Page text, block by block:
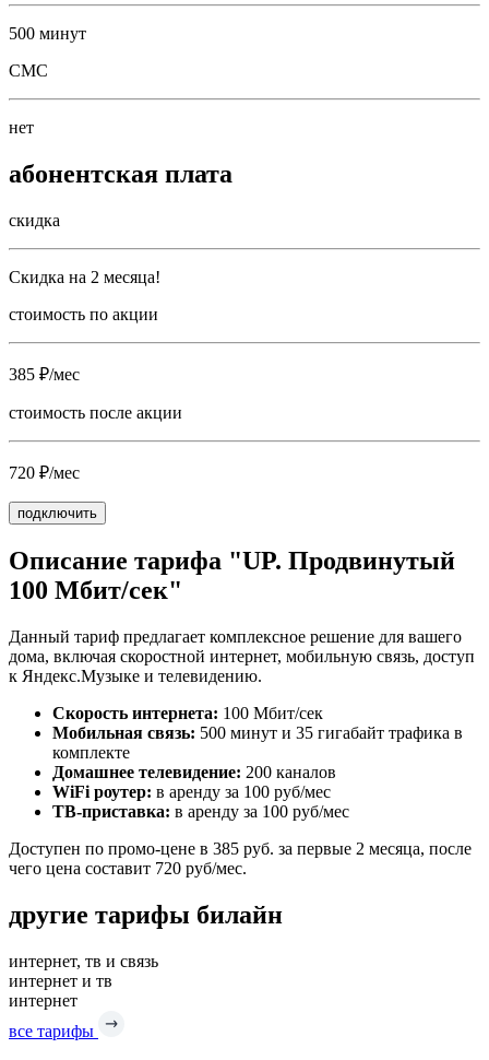
500 минут
СМС
нет
абонентская плата
скидка
Скидка на 2 месяца!
стоимость по акции
385 ₽/мес
стоимость после акции
720 ₽/мес
подключить
Описание тарифа "UP. Продвинутый
100 Мбит/сек"
Данный тариф предлагает комплексное решение для вашего
дома, включая скоростной интернет, мобильную связь, доступ
к Яндекс.Музыке и телевидению.
Скорость интернета: 100 Мбит/сек
Мобильная связь: 500 минут и 35 гигабайт трафика в
комплекте
Домашнее телевидение: 200 каналов
WiFi роутер: в аренду за 100 руб/мес
ТВ-приставка: в аренду за 100 руб/мес
Доступен по промо-цене в 385 руб. за первые 2 месяца, после
чего цена составит 720 руб/мес.
другие тарифы билайн
интернет, тв и связь
интернет и тв
интернет
все тарифы